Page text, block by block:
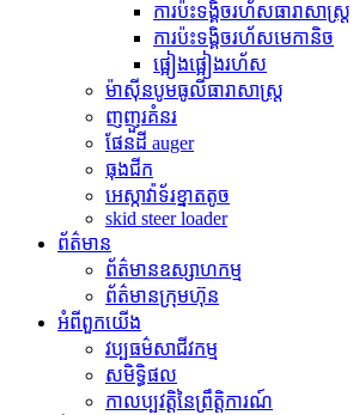
ការប៉ះទង្គិចរហ័សធារាសាស្ត្រ
ការប៉ះទង្គិចរហ័សមេកានិច
ផ្អៀងផ្អៀងរហ័ស
ម៉ាស៊ីនបូមធូលីធារាសាស្ត្រ
ញញួរគំនរ
ផែនដី auger
ធុងជីក
អេស្កាវ៉ាទ័រខ្នាតតូច
skid steer loader
ព័ត៌មាន
ព័ត៌មានឧស្សាហកម្ម
ព័ត៌មានក្រុមហ៊ុន
អំពីពួកយើង
វប្បធម៌សាជីវកម្ម
សមិទ្ធិផល
កាលប្បវត្តិនៃព្រឹត្តិការណ៍